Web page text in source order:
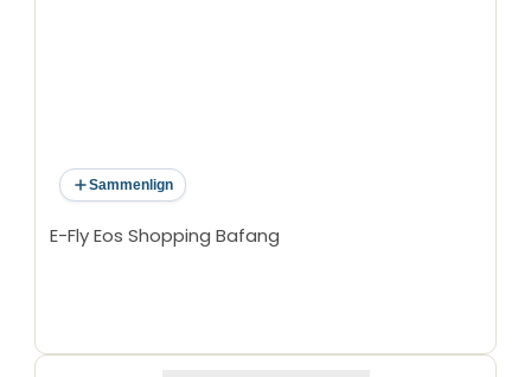
Sammenlign
E-Fly Eos Shopping Bafang